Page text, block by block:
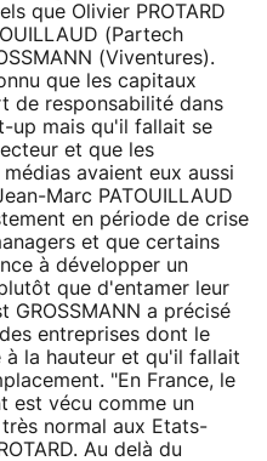
que Olivier PROTARD
(Partech
(Viventures).
que les capitaux
de responsabilité dans
up mais qu'il fallait se
et que les
avaient eux aussi
Marc PATOUILLAUD
en période de crise
et que certains
à développer un
que d'entamer leur
GROSSMANN a précisé
entreprises dont le
à la hauteur et qu'il fallait
"En France, le
est vécu comme un
normal aux Etats-
Au delà du